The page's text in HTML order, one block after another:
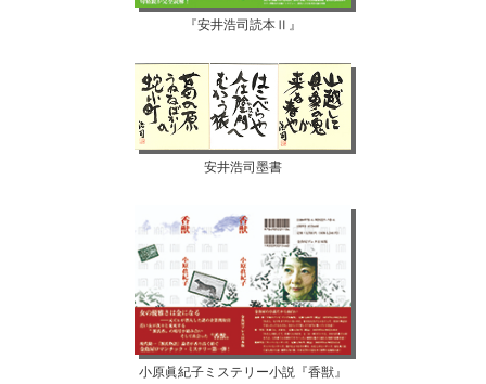
『安井浩司読本Ⅱ』
安井浩司墨書
小原眞紀子ミステリー小説『香獣』